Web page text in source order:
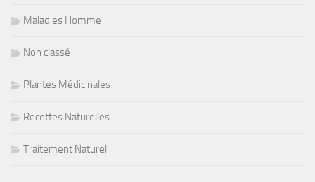
Maladies Homme
Non classé
Plantes Médicinales
Recettes Naturelles
Traitement Naturel